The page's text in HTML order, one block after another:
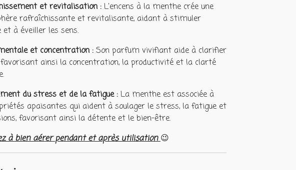
et revitalisation : L'encens à la menthe crée une
rafraîchissante et revitalisante, aidant à stimuler
et à éveiller les sens.
et concentration : Son parfum vivifiant aide à clarifier
ainsi la concentration, la productivité et la clarté
du stress et de la fatigue : La menthe est associée à
apaisantes qui aident à soulager le stress, la fatigue et
favorisant ainsi la détente et le bien-être.
à bien aérer pendant et après utilisation 😉